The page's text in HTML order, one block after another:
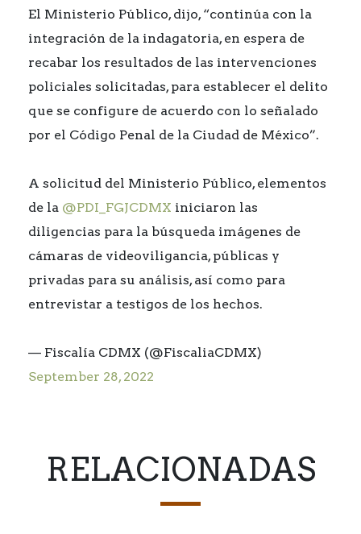
El Ministerio Público, dijo, “continúa con la
integración de la indagatoria, en espera de
recabar los resultados de las intervenciones
policiales solicitadas, para establecer el delito
que se configure de acuerdo con lo señalado
por el Código Penal de la Ciudad de México”.
A solicitud del Ministerio Público, elementos
de la @PDI_FGJCDMX iniciaron las
diligencias para la búsqueda imágenes de
cámaras de videoviligancia, públicas y
privadas para su análisis, así como para
entrevistar a testigos de los hechos.
— Fiscalía CDMX (@FiscaliaCDMX)
September 28, 2022
RELACIONADAS